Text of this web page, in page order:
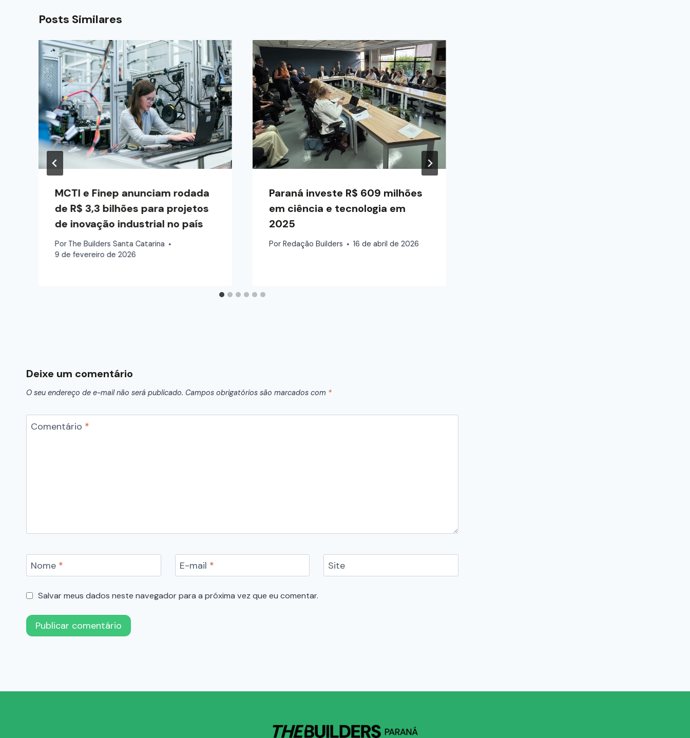
Posts Similares
MCTI e Finep anunciam rodada
de R$ 3,3 bilhões para projetos
de inovação industrial no país
PorThe Builders Santa Catarina
9 de fevereiro de 2026
Paraná investe R$ 609 milhões
em ciência e tecnologia em
2025
Por Redação Builders 16 de abril de 2026
Deixe um comentário
O seu endereço de e-mail não será publicado. Campos obrigatórios são marcados com *
Comentário *
Nome * E-mail * Site
Salvar meus dados neste navegador para a próxima vez que eu comentar.